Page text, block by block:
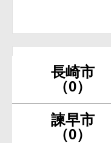
長崎市
（0）
諫早市
（0）